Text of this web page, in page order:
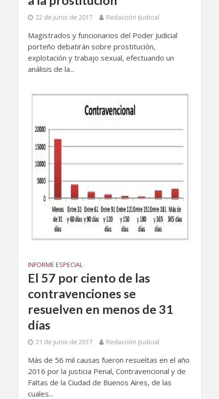
22 de junio de 2017 Redacción iJudicial
Magistrados y funcionarios del Poder Judicial
porteño debatirán sobre prostitución,
explotación y trabajo sexual, efectuando un
análisis de la...
INFORME ESPECIAL
El 57 por ciento de las
contravenciones se
resuelven en menos de 31
días
21 de junio de 2017 Redacción iJudicial
Más de 56 mil causas fueron resueltas en el año
2016 por la justicia Penal, Contravencional y de
Faltas de la Ciudad de Buenos Aires, de las
cuales...